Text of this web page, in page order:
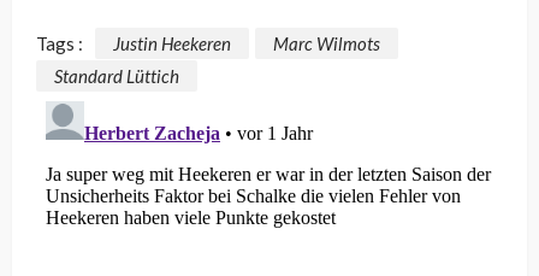
Tags : Justin Heekeren
Marc Wilmots
Standard Lüttich